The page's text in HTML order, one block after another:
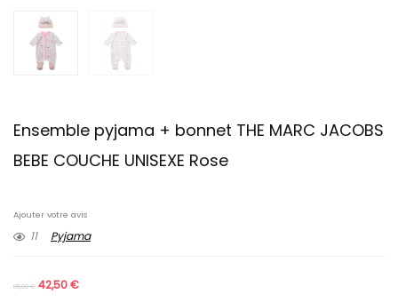
Ensemble pyjama + bonnet THE MARC JACOBS
BEBE COUCHE UNISEXE Rose
Ajouter votre avis
11 Pyjama
85,00€ 42,50€